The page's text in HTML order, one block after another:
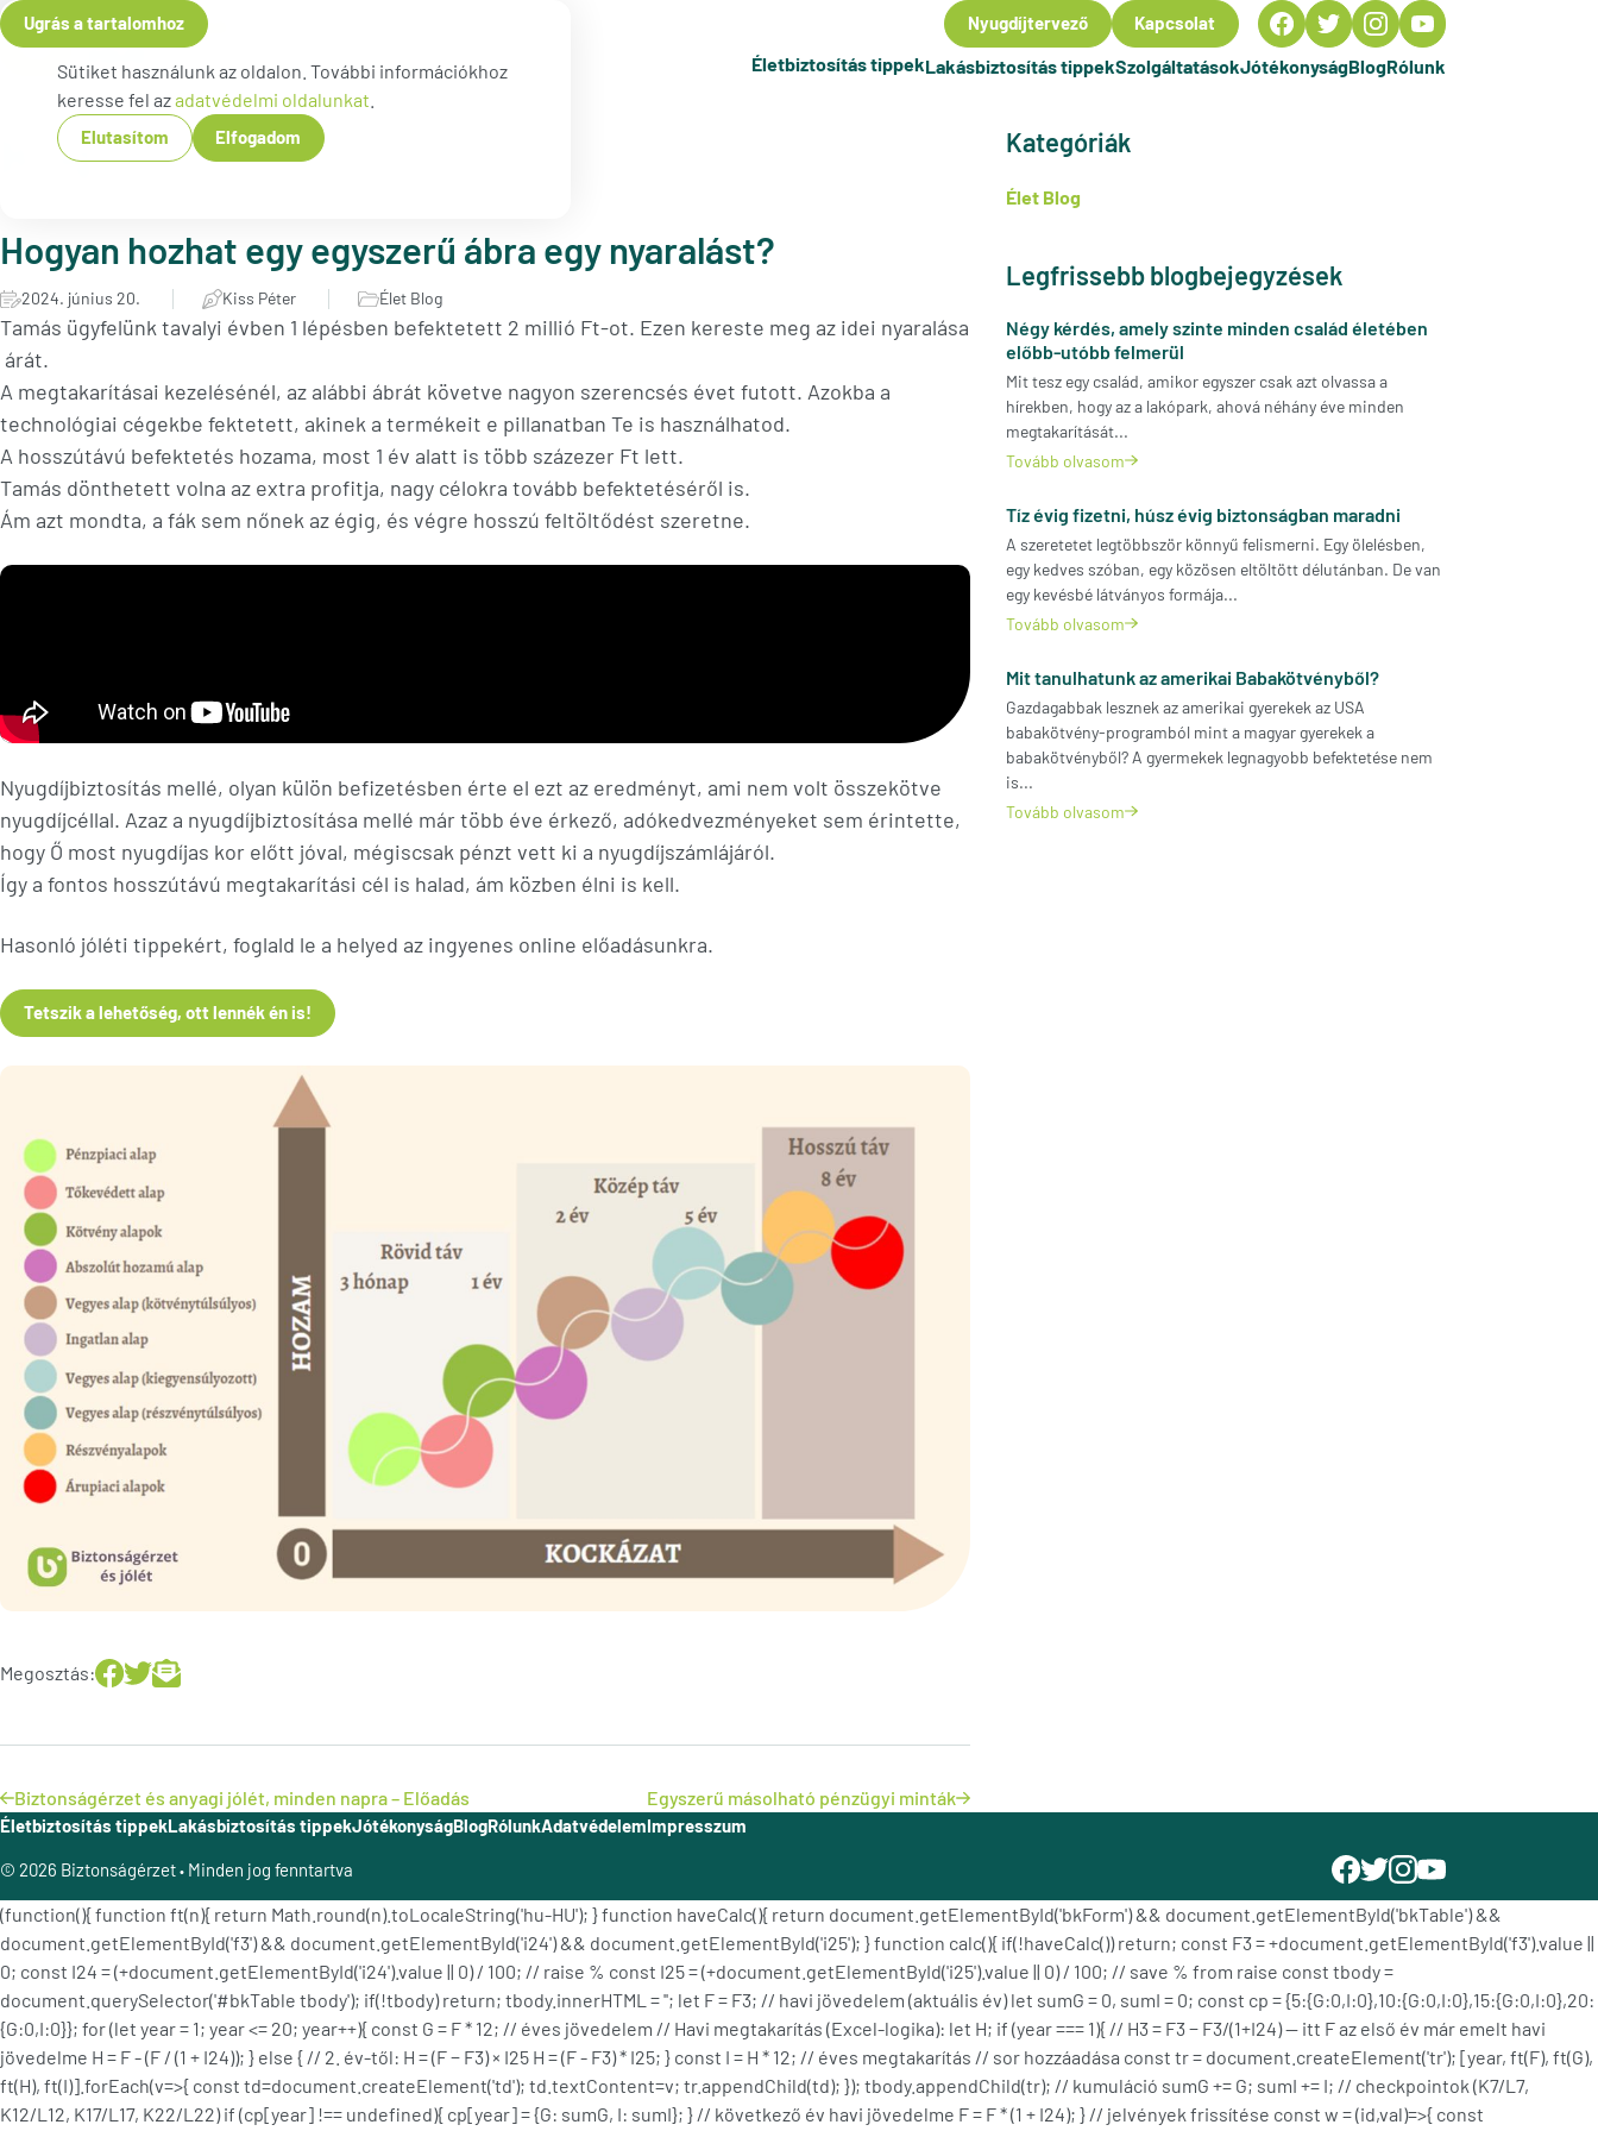
Sütiket használunk az oldalon. További információkhoz
keresse fel azadatvédelmi oldalunkat
Elutasítom Elfogadom
Ugrás a tartalomhoz Nyugdíjtervező Kapcsolat
Életbiztosítás tippekLakásbiztosítás tippekSzolgáltatásokJótékonyságBlogRólunk
Blog
Hogyan hozhat egy egyszerű ábra egy nyaralást?
Közzétéve:
2024. június 20. Szerző:
Kiss Péter Kategóriák:
Élet Blog
Tamás ügyfelünk tavalyi évben 1 lépésben befektetett 2 millió Ft-ot. Ezen kereste meg az idei nyaralása
árát.
A megtakarításai kezelésénél, az alábbi ábrát követve nagyon szerencsés évet futott. Azokba a
technológiai cégekbe fektetett, akinek a termékeit e pillanatban Te is használhatod.
A hosszútávú befektetés hozama, most 1 év alatt is több százezer Ft lett.
Tamás dönthetett volna az extra profitja, nagy célokra tovább befektetéséről is.
Ám azt mondta, a fák sem nőnek az égig, és végre hosszú feltöltődést szeretne.
Nyugdíjbiztosítás mellé, olyan külön befizetésben érte el ezt az eredményt, ami nem volt összekötve
nyugdíjcéllal. Azaz a nyugdíjbiztosítása mellé már több éve érkező, adókedvezményeket sem érintette,
hogy Ő most nyugdíjas kor előtt jóval, mégiscsak pénzt vett ki a nyugdíjszámlájáról.
Így a fontos hosszútávú megtakarítási cél is halad, ám közben élni is kell.
Hasonló jóléti tippekért, foglald le a helyed az ingyenes online előadásunkra.
Tetszik a lehetőség, ott lennék én is!
Megosztás:
Biztonságérzet és anyagi jólét, minden napra – Előadás Egyszerű másolható pénzügyi minták
Kategóriák
Élet Blog
Legfrissebb blogbejegyzések
Négy kérdés, amely szinte minden család életében
előbb-utóbb felmerül
Mit tesz egy család, amikor egyszer csak azt olvassa a
hírekben, hogy az a lakópark, ahová néhány éve minden
megtakarítását...
Tovább olvasom
Tíz évig fizetni, húsz évig biztonságban maradni
A szeretetet legtöbbször könnyű felismerni. Egy ölelésben,
egy kedves szóban, egy közösen eltöltött délutánban. De van
egy kevésbé látványos formája...
Tovább olvasom
Mit tanulhatunk az amerikai Babakötvényből?
Gazdagabbak lesznek az amerikai gyerekek az USA
babakötvény-programból mint a magyar gyerekek a
babakötvényből? A gyermekek legnagyobb befektetése nem
is...
Tovább olvasom
Életbiztosítás tippekLakásbiztosítás tippekJótékonyságBlogRólunkAdatvédelemImpresszum
© 2026 Biztonságérzet• Minden jog fenntartva
(function(){ function ft(n){ return Math.round(n).toLocaleString('hu-HU'); } function haveCalc(){ return document.getElementById('bkForm') && document.getElementById('bkTable') &&
document.getElementById('f3') && document.getElementById('i24') && document.getElementById('i25'); } function calc(){ if(!haveCalc()) return; const F3 = +document.getElementById('f3').value ||
0; const I24 = (+document.getElementById('i24').value || 0) / 100; // raise % const I25 = (+document.getElementById('i25').value || 0) / 100; // save % from raise const tbody =
document.querySelector('#bkTable tbody'); if(!tbody) return; tbody.innerHTML = ''; let F = F3; // havi jövedelem (aktuális év) let sumG = 0, sumI = 0; const cp = {5:{G:0,I:0},10:{G:0,I:0},15:{G:0,I:0},20:
{G:0,I:0}}; for (let year = 1; year <= 20; year++){ const G = F * 12; // éves jövedelem // Havi megtakarítás (Excel-logika): let H; if (year === 1){ // H3 = F3 − F3/(1+I24) — itt F az első év már emelt havi
jövedelme H = F - (F / (1 + I24)); } else { // 2. év-től: H = (F − F3) × I25 H = (F - F3) * I25; } const I = H * 12; // éves megtakarítás // sor hozzáadása const tr = document.createElement('tr'); [year, ft(F), ft(G),
ft(H), ft(I)].forEach(v=>{ const td=document.createElement('td'); td.textContent=v; tr.appendChild(td); }); tbody.appendChild(tr); // kumuláció sumG += G; sumI += I; // checkpointok (K7/L7,
K12/L12, K17/L17, K22/L22) if (cp[year] !== undefined){ cp[year] = {G: sumG, I: sumI}; } // következő év havi jövedelme F = F * (1 + I24); } // jelvények frissítése const w = (id,val)=>{ const